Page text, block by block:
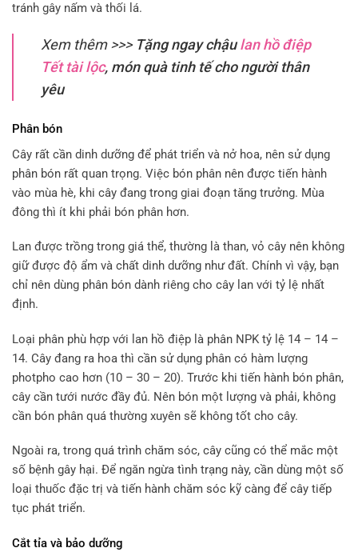
tránh gây nấm và thối lá.
Xem thêm >>>Tặng ngay chậulan hồ điệp
Tết tài lộc, món quà tinh tế cho người thân
yêu
Phân bón
Cây rất cần dinh dưỡng để phát triển và nở hoa, nên sử dụng
phân bón rất quan trọng. Việc bón phân nên được tiến hành
vào mùa hè, khi cây đang trong giai đoạn tăng trưởng. Mùa
đông thì ít khi phải bón phân hơn.
Lan được trồng trong giá thể, thường là than, vỏ cây nên không
giữ được độ ẩm và chất dinh dưỡng như đất. Chính vì vậy, bạn
chỉ nên dùng phân bón dành riêng cho cây lan với tỷ lệ nhất
định.
Loại phân phù hợp với lan hồ điệp là phân NPK tỷ lệ 14 – 14 –
14. Cây đang ra hoa thì cần sử dụng phân có hàm lượng
photpho cao hơn (10 – 30 – 20). Trước khi tiến hành bón phân,
cây cần tưới nước đầy đủ. Nên bón một lượng và phải, không
cần bón phân quá thường xuyên sẽ không tốt cho cây.
Ngoài ra, trong quá trình chăm sóc, cây cũng có thể mắc một
số bệnh gây hại. Để ngăn ngừa tình trạng này, cần dùng một số
loại thuốc đặc trị và tiến hành chăm sóc kỹ càng để cây tiếp
tục phát triển.
Cắt tỉa và bảo dưỡng